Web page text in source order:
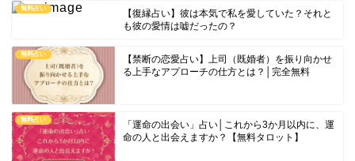
無料占い
【復縁占い】彼は本気で私を愛していた？それと
も彼の愛情は嘘だったの？
無料占い
【禁断の恋愛占い】上司（既婚者）を振り向かせ
る上手なアプローチの仕方とは？│完全無料
無料占い
「運命の出会い」占い│これから3か月以内に、運
命の人と出会えますか？【無料タロット】